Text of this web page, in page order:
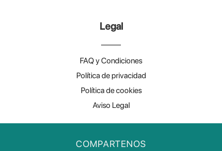
Legal
FAQ y Condiciones
Política de privacidad
Política de cookies
Aviso Legal
COMPARTENOS